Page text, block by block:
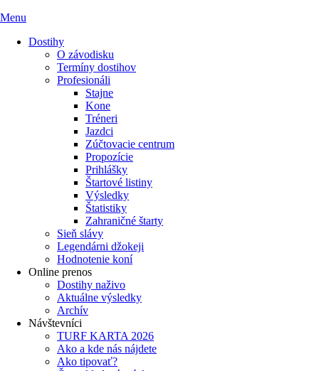
Menu
Dostihy
O závodisku
Termíny dostihov
Profesionáli
Stajne
Kone
Tréneri
Jazdci
Zúčtovacie centrum
Propozície
Prihlášky
Štartové listiny
Výsledky
Štatistiky
Zahraničné štarty
Sieň slávy
Legendárni džokeji
Hodnotenie koní
Online prenos
Dostihy naživo
Aktuálne výsledky
Archív
Návštevníci
TURF KARTA 2026
Ako a kde nás nájdete
Ako tipovať?